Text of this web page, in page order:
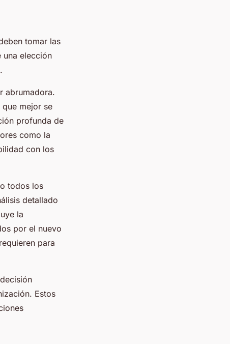
tomar las
una elección
abrumadora.
mejor se
profunda de
como la
con los
todos los
detallado
la
por el nuevo
para
Estos